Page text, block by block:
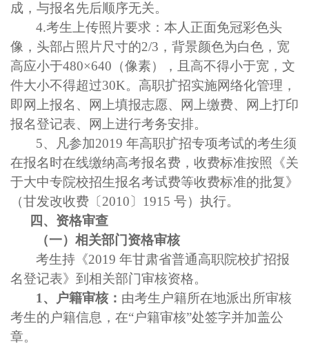
成，与报名先后顺序无关。
4.考生上传照片要求：本人正面免冠彩色头
像，头部占照片尺寸的2/3，背景颜色为白色，宽
高应小于480×640（像素），且高不得小于宽，文
件大小不得超过30K。高职扩招实施网络化管理，
即网上报名、网上填报志愿、网上缴费、网上打印
报名登记表、网上进行考务安排。
5、凡参加2019 年高职扩招专项考试的考生须
在报名时在线缴纳高考报名费，收费标准按照《关
于大中专院校招生报名考试费等收费标准的批复》
（甘发改收费〔2010〕1915 号）执行。
四、资格审查
（一）相关部门资格审核
考生持《2019 年甘肃省普通高职院校扩招报
名登记表》到相关部门审核资格。
1、户籍审核： 由考生户籍所在地派出所审核
考生的户籍信息，在“户籍审核”处签字并加盖公
章。